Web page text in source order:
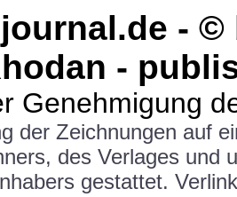
-
-
Genehmigung
der Zeichnungen auf
des Verlages und
gestattet.